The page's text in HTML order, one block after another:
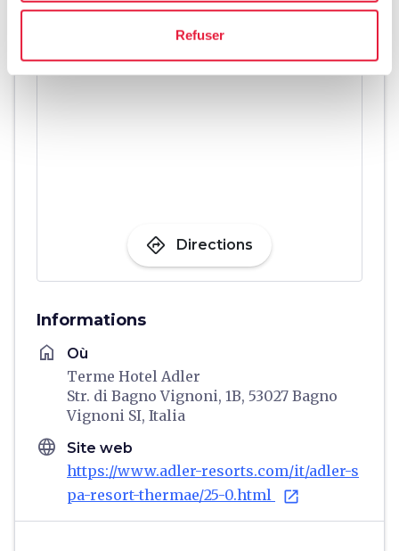
Refuser
directions Directions
Informations
home Où
Terme Hotel Adler
Str. di Bagno Vignoni, 1B, 53027 Bagno
Vignoni SI, Italia
language Site web
https://www.adler-resorts.com/it/adler-s
pa-resort-thermae/25-0.html
open_in_new